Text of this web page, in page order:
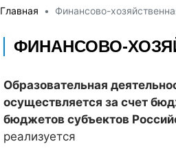
Главная Финансово-
ФИНАНСОВО-
Образовательная
осуществляется за счет
бюджетов субъектов
реализуется